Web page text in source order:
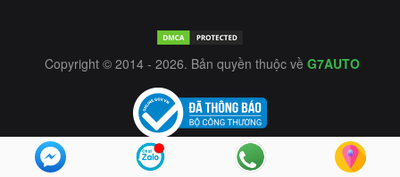
Copyright © 2014 - 2026. Bản quyền thuộc về G7AUTO